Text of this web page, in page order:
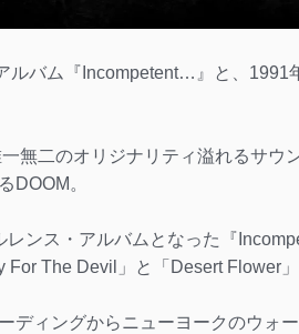
ルバム『Incompetent…』と、1991
無二のオリジナリティ溢れるサウ
DOOM。
レンス・アルバムとなった『
For The Devil」と「Desert Flower
ディングからニューヨークのウォ